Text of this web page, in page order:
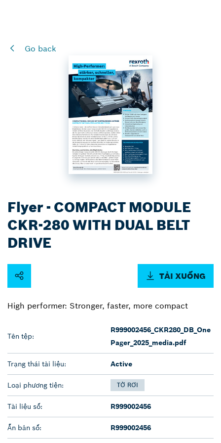
Go back
Flyer - COMPACT MODULE
CKR-280 WITH DUAL BELT
DRIVE
TẢI XUỐNG
High performer: Stronger, faster, more compact
Tên tệp:
R999002456_CKR280_DB_One
Pager_2025_media.pdf
Trạng thái tài liệu: Active
Loại phương tiện: TỜ RƠI
Tài liệu số: R999002456
Ấn bản số: R999002456